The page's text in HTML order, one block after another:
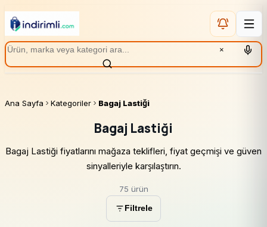
×
Ana Sayfa Kategoriler Bagaj Lastiği
Bagaj Lastiği
Bagaj Lastiği fiyatlarını mağaza teklifleri, fiyat geçmişi ve güven
sinyalleriyle karşılaştırın.
75 ürün
Filtrele